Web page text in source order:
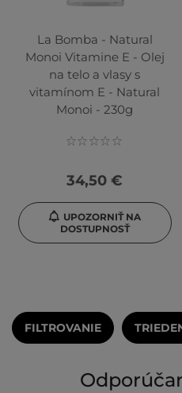
La Bomba - Natural
Monoi Vitamine E - Olej
na telo a vlasy s
vitamínom E - Natural
Monoi - 230g
34,50 €
UPOZORNIŤ NA
DOSTUPNOSŤ
FILTROVANIE